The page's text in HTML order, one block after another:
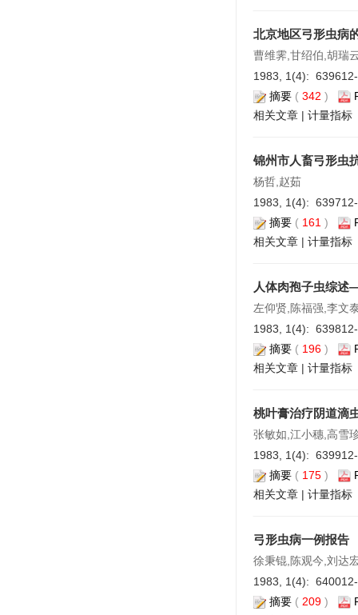
北京地区弓形虫病
曹维霁,甘绍伯,胡瑞
1983, 1(4):
摘要 ( 342 )
相关文章 | 计量指标
锦州市人畜弓形虫
杨哲,赵茹
1983, 1(4):
摘要 ( 161 )
相关文章 | 计量指标
人体肉孢子虫综
左仰贤,陈福强,李文
1983, 1(4):
摘要 ( 196 )
相关文章 | 计量指标
桃叶膏治疗阴道滴
张敏如,江小穗,高雪
1983, 1(4):
摘要 ( 175 )
相关文章 | 计量指标
弓形虫病一例报告
徐秉锟,陈观今,刘达
1983, 1(4):
摘要 ( 209 )